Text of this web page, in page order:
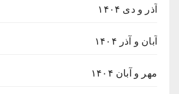
آذر و دی ۱۴۰۴
آبان و آذر ۱۴۰۴
مهر و آبان ۱۴۰۴